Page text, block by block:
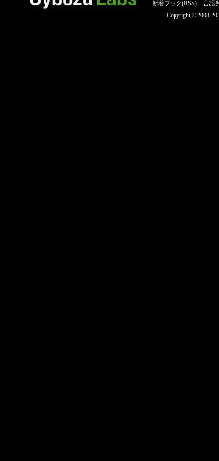
新着ブック(RSS)
言語
Copyright © 2008-